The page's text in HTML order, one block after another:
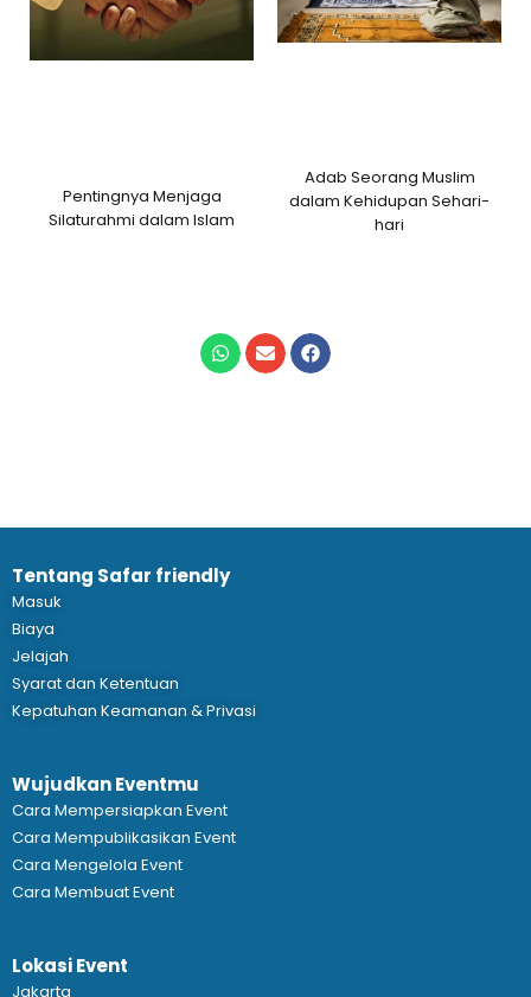
Pentingnya Menjaga
Silaturahmi dalam Islam
Adab Seorang Muslim
dalam Kehidupan Sehari-
hari
Tentang Safar friendly
Masuk
Biaya
Jelajah
Syarat dan Ketentuan
Kepatuhan Keamanan & Privasi
Wujudkan Eventmu
Cara Mempersiapkan Event
Cara Mempublikasikan Event
Cara Mengelola Event
Cara Membuat Event
Lokasi Event
Jakarta